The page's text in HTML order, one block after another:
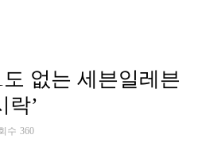
없는 세븐일레븐
락’
수360